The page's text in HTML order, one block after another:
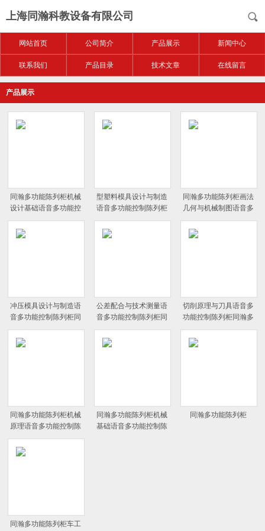
上海同瀚科教设备有限公司
网站首页 公司简介 产品展示 新闻中心
联系我们 产品目录 技术文章 在线留言
产品展示
同瀚多功能陈列柜机械
设计基础语音多功能控
制陈列柜
型塑料模具设计与制造
语音多功能控制陈列柜
同瀚多功能陈列柜
同瀚多功能陈列柜画法
几何与机械制图语音多
功能控制陈列柜
冲压模具设计与制造语
音多功能控制陈列柜同
瀚多功能陈列柜
公差配合与技术测量语
音多功能控制陈列柜同
瀚多功能陈列柜
切削原理与刀具语音多
功能控制陈列柜同瀚多
功能陈列柜
同瀚多功能陈列柜机械
原理语音多功能控制陈
列柜
同瀚多功能陈列柜机械
基础语音多功能控制陈
同瀚多功能陈列柜
同瀚多功能陈列柜车工